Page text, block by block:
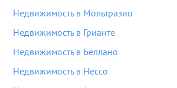
Недвижимость в Мольтразио
Недвижимость в Грианте
Недвижимость в Беллано
Недвижимость в Нессо